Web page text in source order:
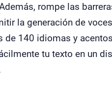
rompe las
la generación de voces
de 140 idiomas y
tu texto en un